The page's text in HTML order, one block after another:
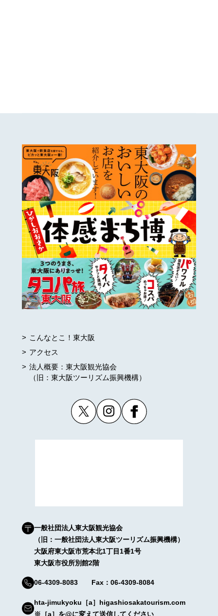
こんなとこ！東大阪
アクセス
法人概要：東大阪観光協会
（旧：東大阪ツーリズム振興機構）
一般社団法人東大阪観光協会
（旧：一般社団法人東大阪ツーリズム振興機構）
大阪府東大阪市荒本北1丁目1番1号
東大阪市役所別館2階
06-4309-8083 Fax：06-4309-8084
hta-jimukyoku［a］higashiosakatourism.com
※［a］を@に変えて送信してください